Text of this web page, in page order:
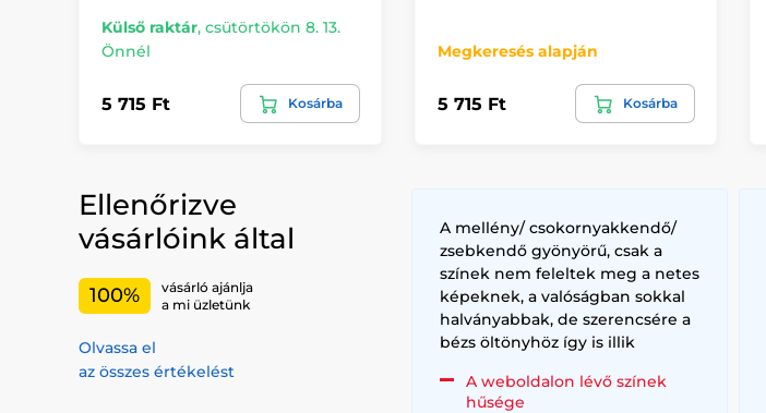
Külső raktár, csütörtökön 8. 13.
Önnél
5 715 Ft Kosárba
Megkeresés alapján
5 715 Ft Kosárba
Ellenőrizve
vásárlóink által
100%
vásárló ajánlja
a mi üzletünk
Olvassa el
az összes értékelést
A mellény/ csokornyakkendő/
zsebkendő gyönyörű, csak a
színek nem feleltek meg a netes
képeknek, a valóságban sokkal
halványabbak, de szerencsére a
bézs öltönyhöz így is illik
A weboldalon lévő színek
hűsége